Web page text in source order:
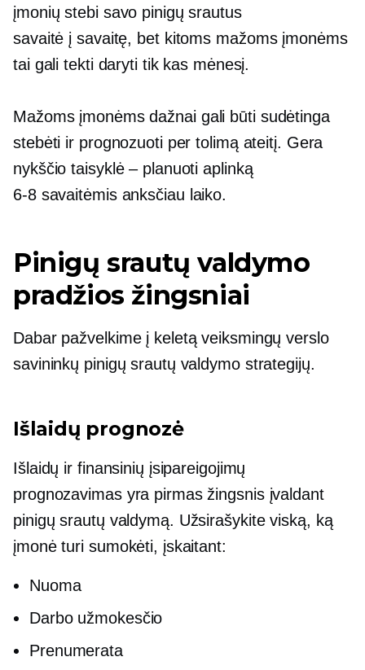
įmonių stebi savo pinigų srautus
savaitė į savaitę, bet kitoms mažoms įmonėms
tai gali tekti daryti tik kas mėnesį.
Mažoms įmonėms dažnai gali būti sudėtinga
stebėti ir prognozuoti per tolimą ateitį. Gera
nykščio taisyklė – planuoti aplinką
6-8savaitėmis anksčiau laiko.
Pinigų srautų valdymo
pradžios žingsniai
Dabar pažvelkime į keletą veiksmingų verslo
savininkų pinigų srautų valdymo strategijų.
Išlaidų prognozė
Išlaidų ir finansinių įsipareigojimų
prognozavimas yra pirmas žingsnis įvaldant
pinigų srautų valdymą. Užsirašykite viską, ką
įmonė turi sumokėti, įskaitant:
Nuoma
Darbo užmokesčio
Prenumerata